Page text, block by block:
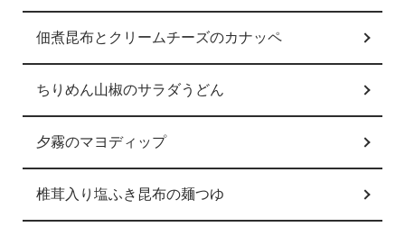
佃煮昆布とクリームチーズのカナッペ
ちりめん山椒のサラダうどん
夕霧のマヨディップ
椎茸入り塩ふき昆布の麺つゆ